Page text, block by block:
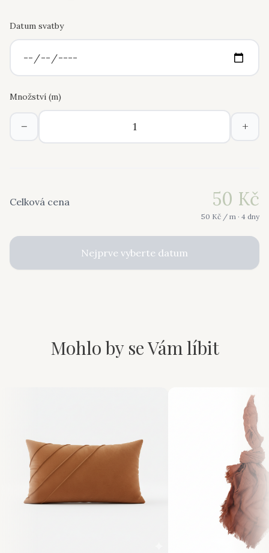
Datum svatby
Množství (m)
− +
Celková cena 50 Kč
50 Kč / m · 4 dny
Nejprve vyberte datum
Mohlo by se Vám líbit